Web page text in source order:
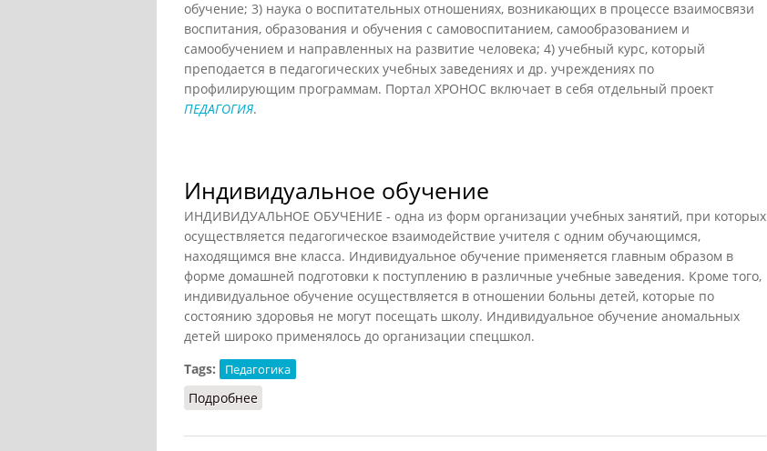
обучение; 3) наука о воспитательных отношениях, возникающих в процессе взаимосвязи
воспитания, образования и обучения с самовоспитанием, самообразованием и
самообучением и направленных на развитие человека; 4) учебный курс, который
преподается в педагогических учебных заведениях и др. учреждениях по
профилирующим программам. Портал ХРОНОС включает в себя отдельный проект
ПЕДАГОГИЯ.
Индивидуальное обучение
ИНДИВИДУАЛЬНОЕ ОБУЧЕНИЕ - одна из форм организации учебных занятий, при которых
осуществляется педагогическое взаимодействие учителя с одним обучающимся,
находящимся вне класса. Индивидуальное обучение применяется главным образом в
форме домашней подготовки к поступлению в различные учебные заведения. Кроме того,
индивидуальное обучение осуществляется в отношении больны детей, которые по
состоянию здоровья не могут посещать школу. Индивидуальное обучение аномальных
детей широко применялось до организации спецшкол.
Tags:
Педагогика
Подробнее